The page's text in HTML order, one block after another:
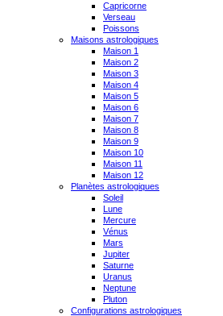
Capricorne
Verseau
Poissons
Maisons astrologiques
Maison 1
Maison 2
Maison 3
Maison 4
Maison 5
Maison 6
Maison 7
Maison 8
Maison 9
Maison 10
Maison 11
Maison 12
Planètes astrologiques
Soleil
Lune
Mercure
Vénus
Mars
Jupiter
Saturne
Uranus
Neptune
Pluton
Configurations astrologiques